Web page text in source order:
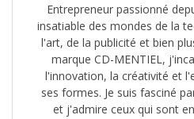
Entrepreneur passionné
insatiable des mondes de la
l'art, de la publicité et bien
marque CD-MENTIEL,
l'innovation, la créativité et
ses formes. Je suis fasciné
et j'admire ceux qui sont